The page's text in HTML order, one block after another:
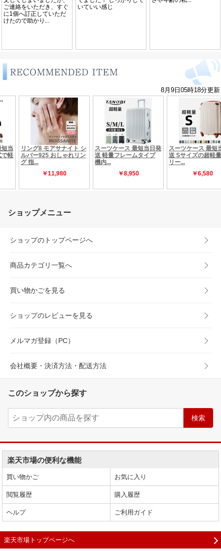
ショップメニュー
ショップのトップページへ
商品カテゴリ一覧へ
買い物かごを見る
ショップのレビューを見る
メルマガ登録（PC）
会社概要・決済方法・配送方法
このショップから探す
楽天市場の便利な機能
買い物かご お気に入り
閲覧履歴 購入履歴
ヘルプ ご利用ガイド
楽天市場トップページへ